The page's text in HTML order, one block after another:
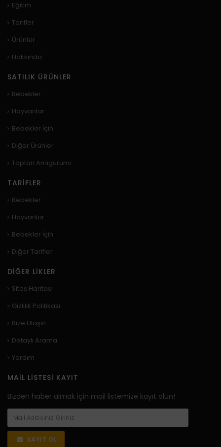
Eğitim
Tarifler
Ürünler
Hakkında
SATILIK ÜRÜNLER
Bebekler
Hayvanlar
Bebekler İçin
Diğer Ürünler
Toptan Amigurumi
TARIFLER
Bebekler
Hayvanlar
Bebekler İçin
Diğer Tarifler
DIĞER LIKLER
Sites Haritası
Gizlilik Politikası
Bize Ulaşın
Detaylı Arama
Yardım
MAIL LISTESI KAYIT
Bizden haber almak için mail listemize kayıt olun!
KAYIT OL